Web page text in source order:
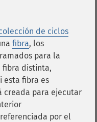
de ciclos
fibra, los
para la
fibra distinta,
esta fibra es
creada para ejecutar
por el